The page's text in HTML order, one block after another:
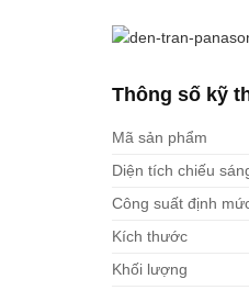
Thông số kỹ
Mã sản phẩm
Diện tích chiếu
Công suất định
Kích thước
Khối lượng